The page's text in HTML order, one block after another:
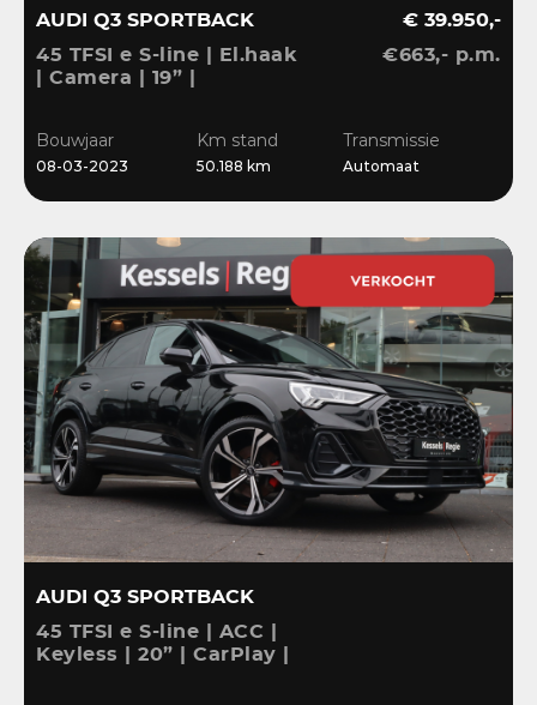
AUDI Q3 SPORTBACK
45 TFSI e S-line | El.haak
| Camera | 19” |
€ 39.950,-
€663,- p.m.
Bouwjaar
08-03-2023
Km stand
50.188 km
Transmissie
Automaat
AUDI Q3 SPORTBACK
45 TFSI e S-line | ACC |
Keyless | 20” | CarPlay |